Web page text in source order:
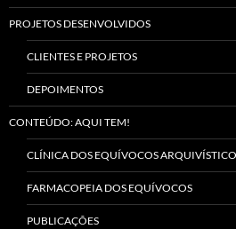
PROJETOS DESENVOLVIDOS
CLIENTES E PROJETOS
DEPOIMENTOS
CONTEÚDO: AQUI TEM!
CLÍNICA DOS EQUÍVOCOS
FARMACOPEIA DOS EQUÍVOCOS
PUBLICAÇÕES